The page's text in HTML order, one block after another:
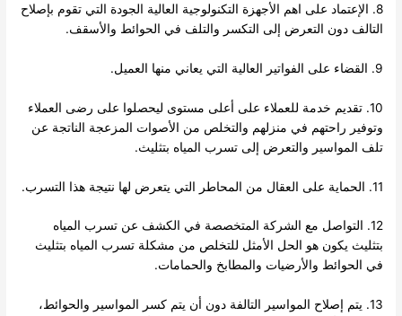
8. الإعتماد على اهم الأجهزة التكنولوجية العالية الجودة التي تقوم بإصلاح
التالف دون التعرض إلى التكسر والتلف في الحوائط والأسقف.
9. القضاء على الفواتير العالية التي يعاني منها العميل.
10. تقديم خدمة للعملاء على أعلى مستوى ليحصلوا على رضى العملاء
وتوفير راحتهم في منزلهم والتخلص من الأصوات المزعجة الناتجة عن
تلف المواسير والتعرض إلى تسرب المياه بتثليث.
11. الحماية على العقال من المحاطر التي يتعرض لها نتيجة هذا التسرب.
12. التواصل مع الشركة المتخصصة في الكشف عن تسرب المياه
بتثليث يكون هو الحل الأمثل للتخلص من مشكلة تسرب المياه بتثليث
في الحوائط والأرضيات والمطابخ والحمامات.
13. يتم إصلاح المواسير التالفة دون أن يتم كسر المواسير والحوائط،